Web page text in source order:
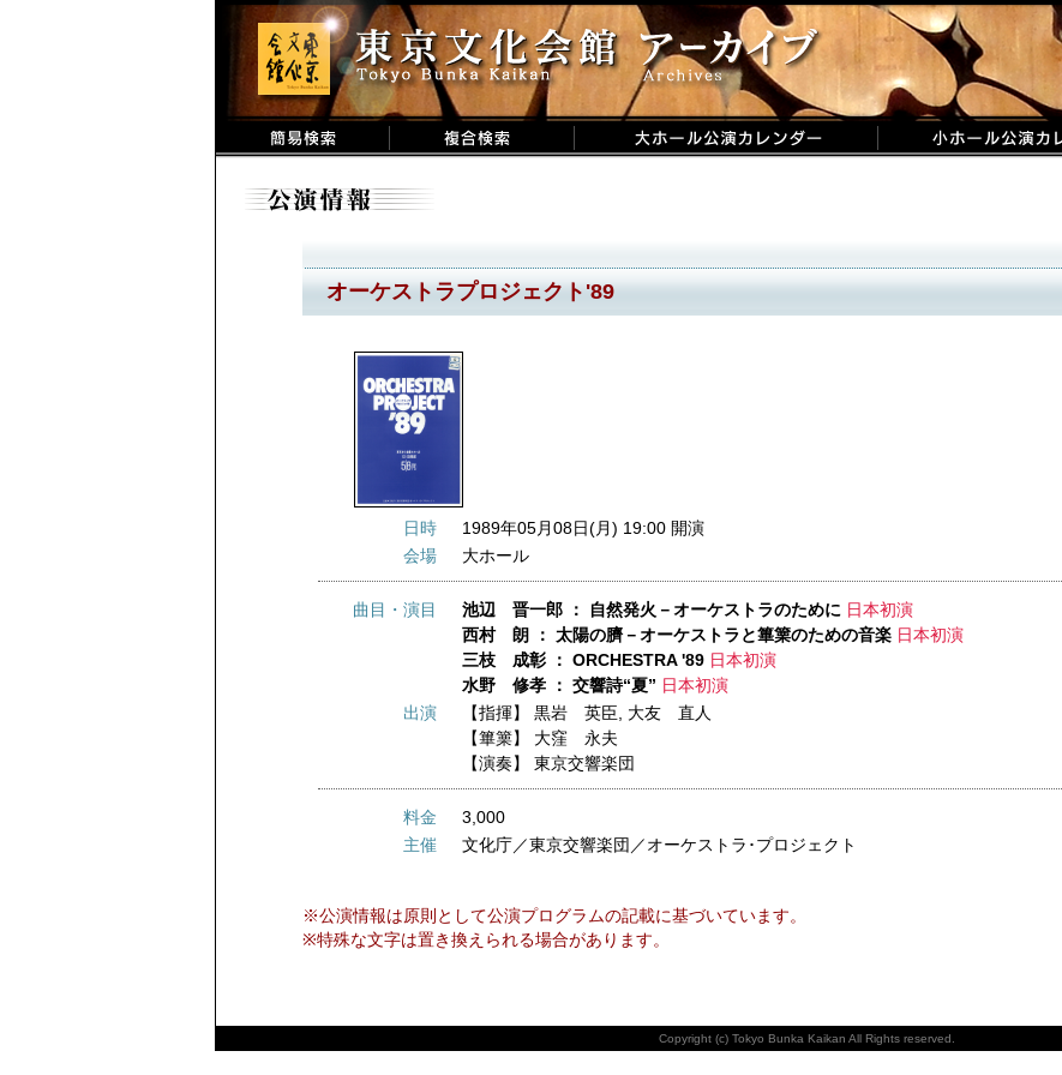
オーケストラプロジェクト'89
日時
1989年05月08日(月) 19:00 開演
会場
大ホール
曲目・演目 池辺 晋一郎 ： 自然発火－オーケストラのために 日本初演
西村 朗 ： 太陽の臍－オーケストラと篳篥のための音楽 日本初演
三枝 成彰 ： ORCHESTRA '89 日本初演
水野 修孝 ： 交響詩“夏” 日本初演
出演
【指揮】 黒岩 英臣
大友 直人
【篳篥】 大窪 永夫
【演奏】 東京交響楽団
料金
3,000
主催
文化庁／東京交響楽団／オーケストラ･プロジェクト
※公演情報は原則として公演プログラムの記載に基づいています。
※特殊な文字は置き換えられる場合があります。
Copyright (c) Tokyo Bunka Kaikan All Rights reserved.